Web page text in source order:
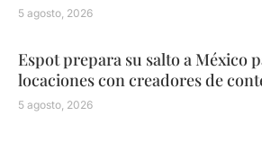
5 agosto, 2026
Espot prepara su salto a México
locaciones con creadores de
5 agosto, 2026